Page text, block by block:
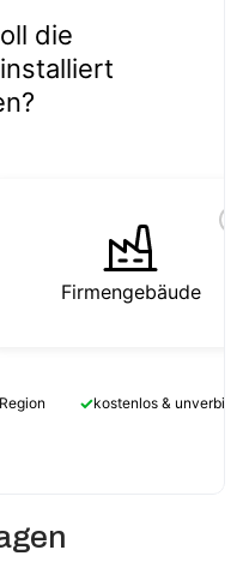
die
Firmengebäude
✓kostenlos &